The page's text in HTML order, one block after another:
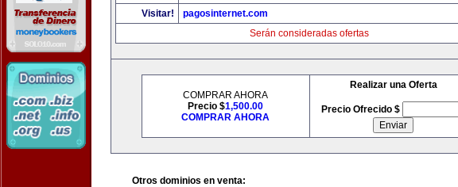
Visitar!
pagosinternet.com
Serán consideradas ofertas
COMPRAR AHORA
Precio $1,500.00
COMPRAR AHORA
Realizar una Oferta
Precio Ofrecido $
Otros dominios en venta: